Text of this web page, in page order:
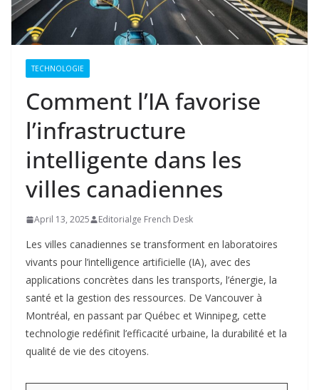
TECHNOLOGIE
Comment l’IA favorise
l’infrastructure
intelligente dans les
villes canadiennes
April 13, 2025 Editorialge French Desk
Les villes canadiennes se transforment en laboratoires
vivants pour l’intelligence artificielle (IA), avec des
applications concrètes dans les transports, l’énergie, la
santé et la gestion des ressources. De Vancouver à
Montréal, en passant par Québec et Winnipeg, cette
technologie redéfinit l’efficacité urbaine, la durabilité et la
qualité de vie des citoyens.